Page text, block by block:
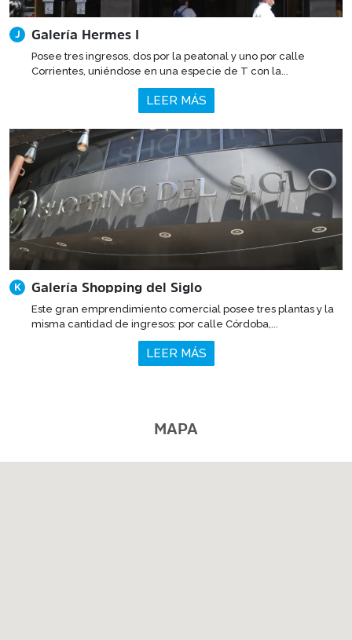
J Galería Hermes I
Posee tres ingresos, dos por la peatonal y uno por calle
Corrientes, uniéndose en una especie de T con la...
LEER MÁS
K Galería Shopping del Siglo
Este gran emprendimiento comercial posee tres plantas y la
misma cantidad de ingresos: por calle Córdoba,...
LEER MÁS
MAPA